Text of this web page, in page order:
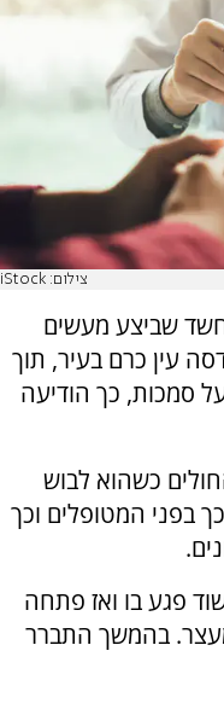
צילום: iStock
בחשד שביצע מעשים
עין כרם בעיר, תוך
סמכות, כך הודיעה
כשהוא לבוש
בפני המטופלים וכך
שהחשוד פגע בו ואז פתחה
בהמשך התברר